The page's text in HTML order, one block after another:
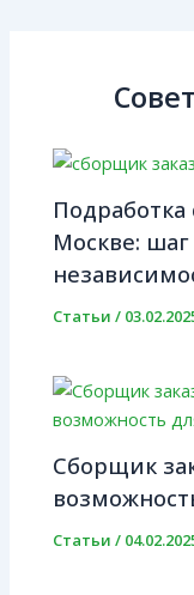
Москве:
Статьи /
Сборщик
Статьи /